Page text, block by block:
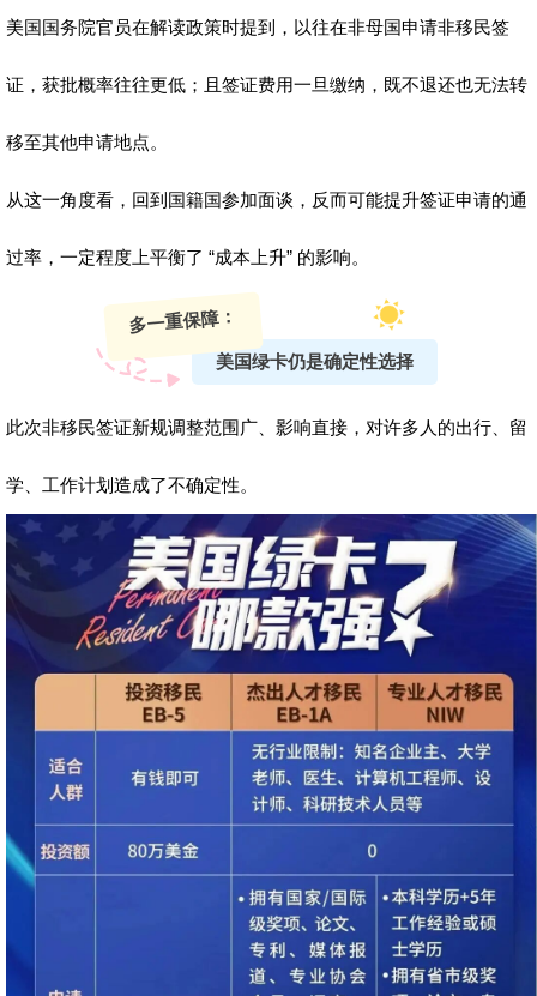
美国国务院官员在解读政策时提到，以往在非母国申请非移民签
证，获批概率往往更低；且签证费用一旦缴纳，既不退还也无法转
移至其他申请地点。
从这一角度看，回到国籍国参加面谈，反而可能提升签证申请的通
过率，一定程度上平衡了 “成本上升” 的影响。
多一重保障：
美国绿卡仍是确定性选择
此次非移民签证新规调整范围广、影响直接，对许多人的出行、留
学、工作计划造成了不确定性。